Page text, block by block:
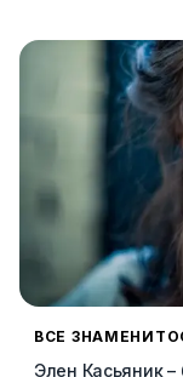
ВСЕ
Элен Касьяник –